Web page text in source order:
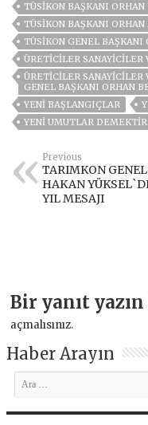
TÜSİKON BAŞKANI
TÜSİKON BAŞKANI
TÜSİKON GENEL BAŞKANI
ÜRETICILER SANAYICILER
ÜRETICILER SANAYICILER
GENEL BAŞKANI ORHAN
YENI BAŞLANGIÇLAR
YENI UMUTLAR DEMEKTIR
Previous
TARIMKON
HAKAN
YIL MESAJI
Bir yanıt yazın
açmalısınız.
Haber Arayın